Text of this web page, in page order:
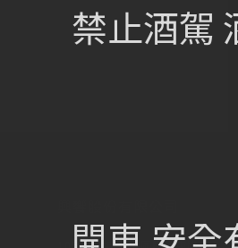
葡萄酒單
瀏覽收藏
105 台北市松山區民族東路675號
禁止酒駕